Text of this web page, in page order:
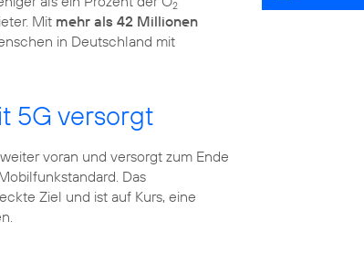
2
Mit mehr als 42 Millionen
in Deutschland mit
5G versorgt
weiter voran und versorgt zum Ende
Das
Ziel und ist auf Kurs, eine